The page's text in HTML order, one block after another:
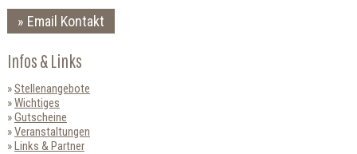
Email Kontakt
Infos & Links
Stellenangebote
Wichtiges
Gutscheine
Veranstaltungen
Links & Partner